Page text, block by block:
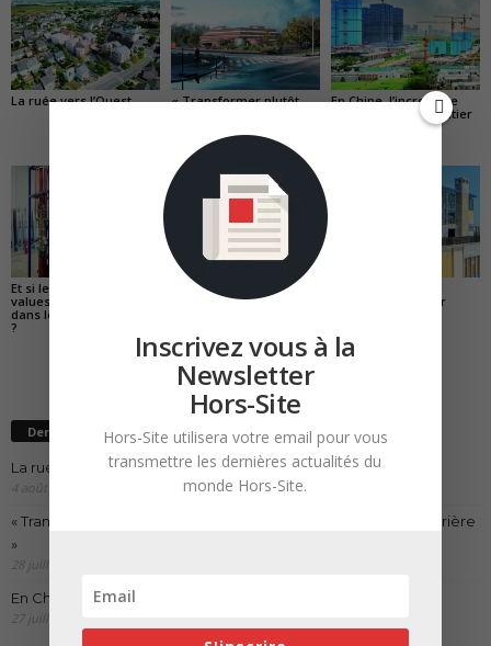
La ruée vers l’Ouest
« Transformer plutôt
En Chine, l’incroyable
réinvention du chantier
Et si les vraies plus-
values se trouvaient
dans les lots techniques
?
Changer d’échelle… ou
travailler à la marge
tangibles de l’acier
Dernières publications
La ruée vers l’Ouest
4 août 2026
« Transformer plutôt que démolir, ce n’est pas regarder en arrière
»
28 juillet 2026
En Chine, l’incroyable réinvention du chantier
27 juillet 2026
Inscrivez vous à la
Newsletter
Hors-Site
Hors-Site utilisera votre email pour vous
transmettre les dernières actualités du
monde Hors-Site.